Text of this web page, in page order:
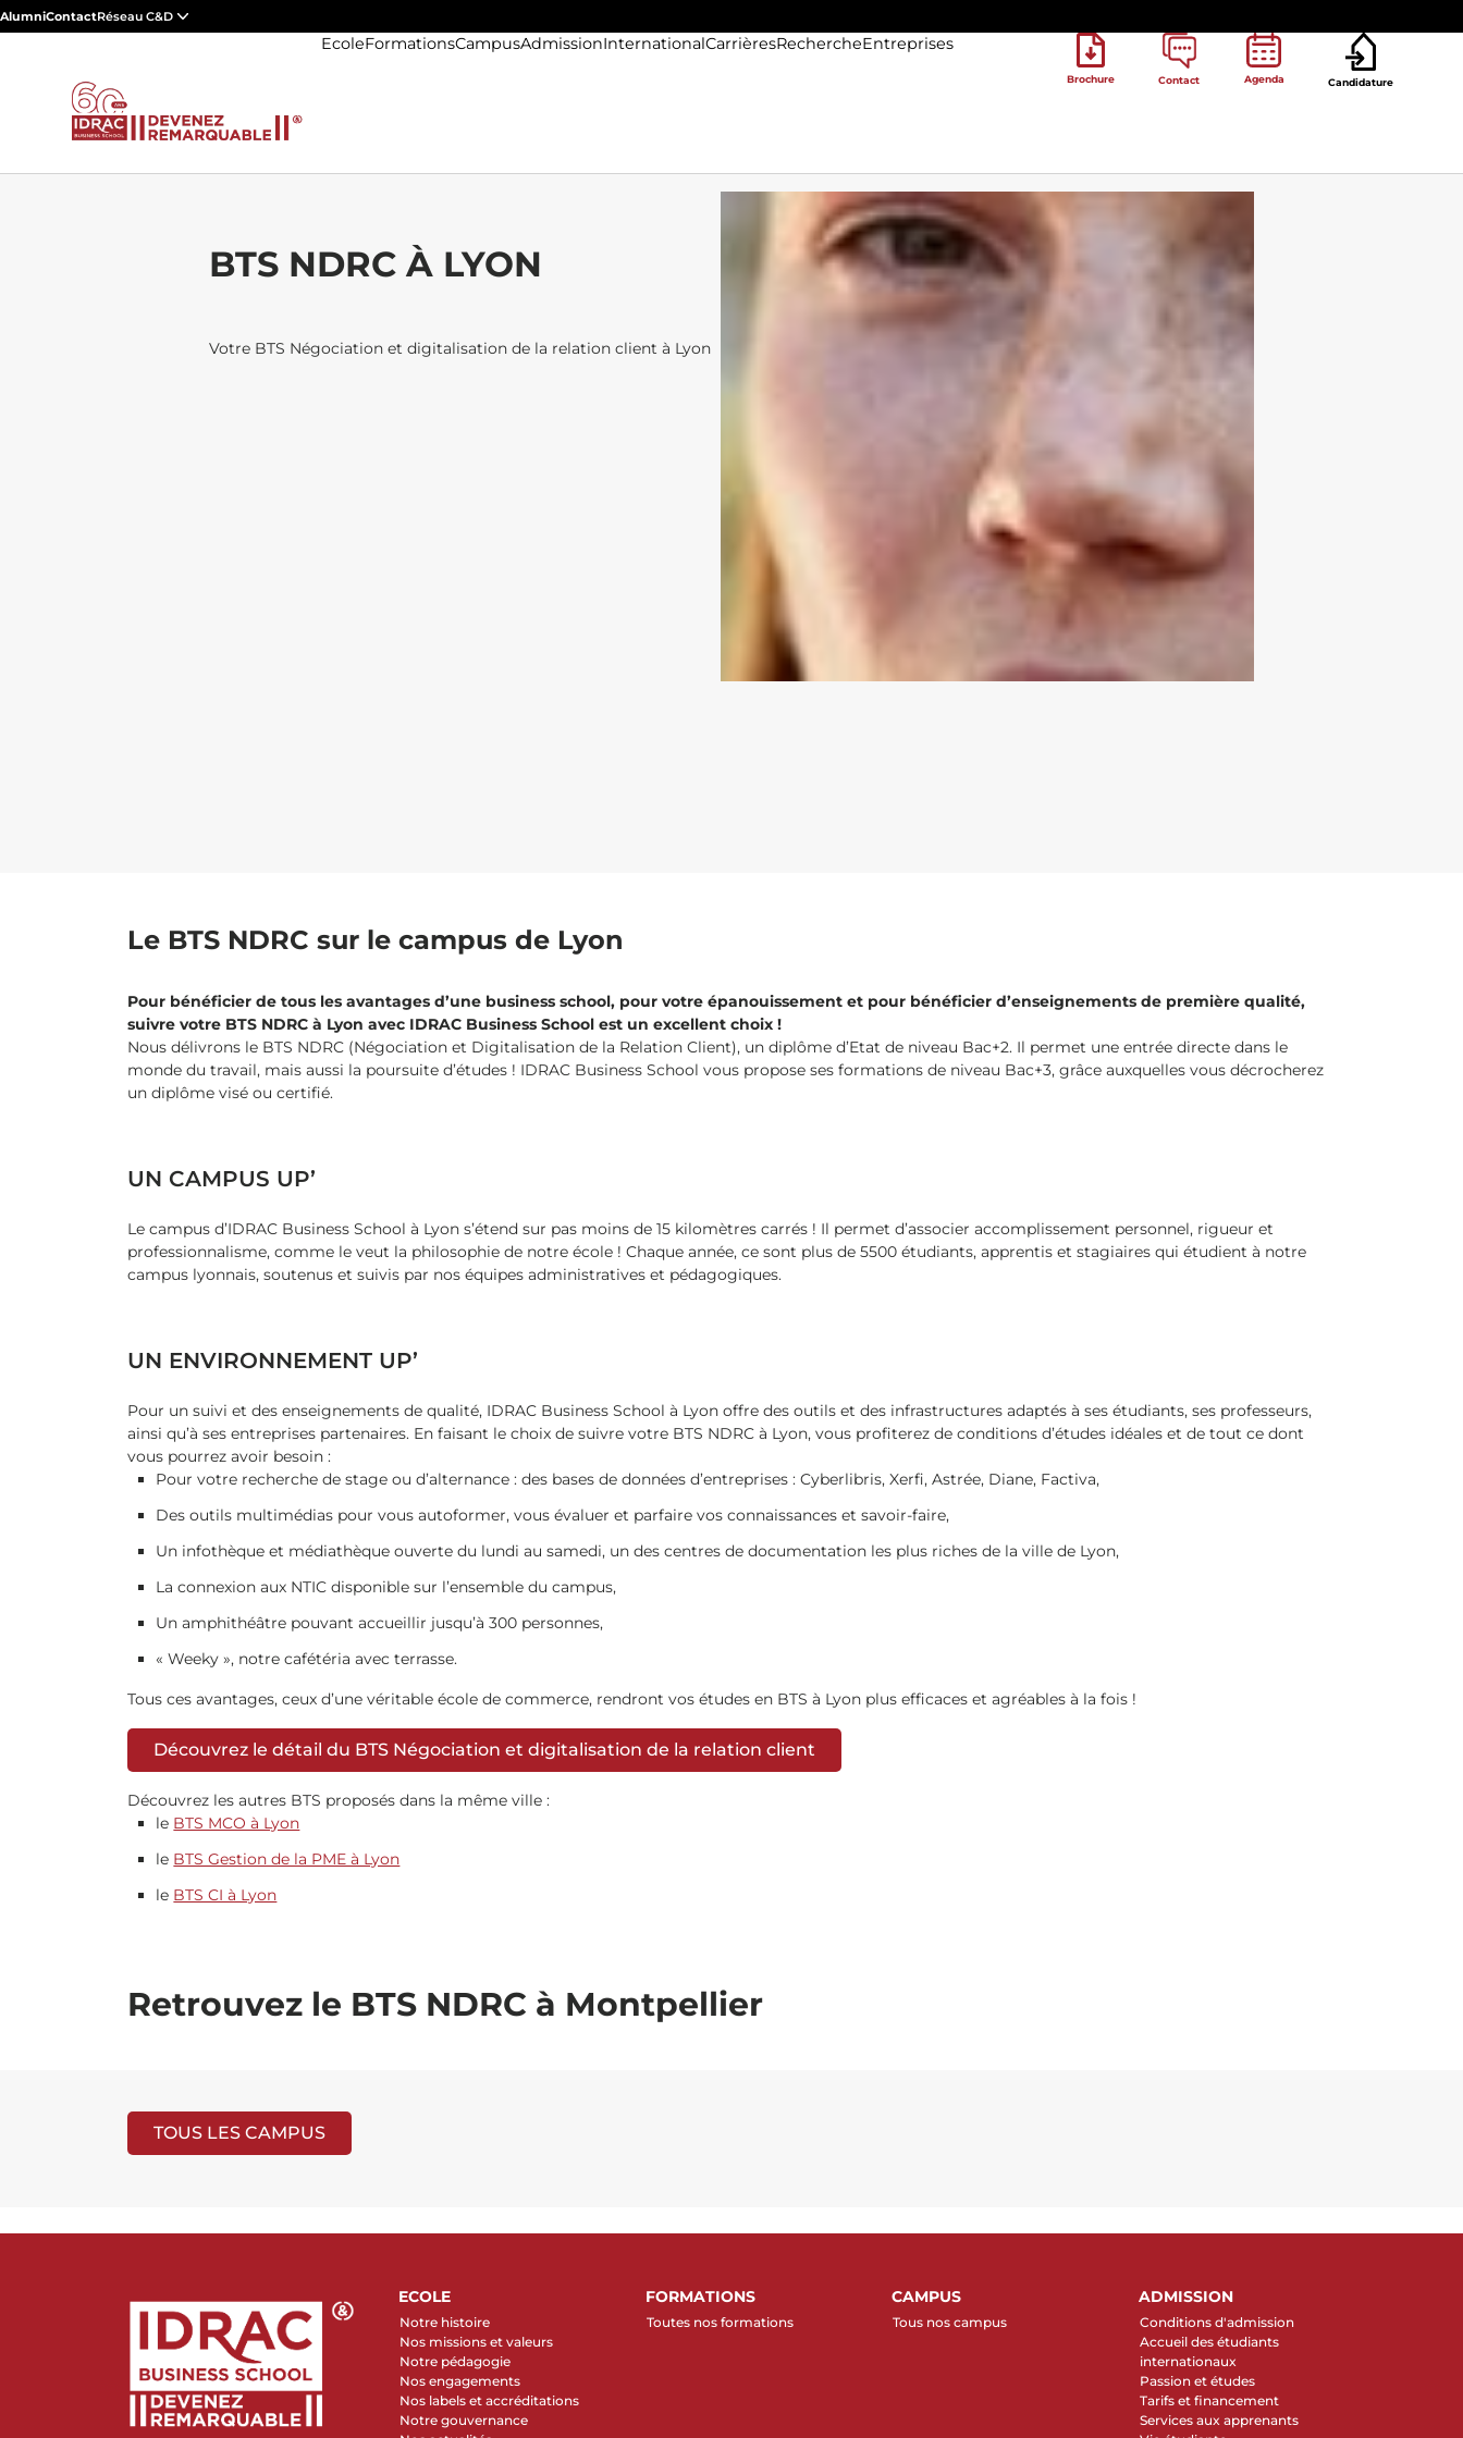
AlumniContactRéseau C&D
EcoleFormationsCampusAdmissionInternationalCarrièresRechercheEntreprises
Brochure Contact Agenda Candidature
BTS NDRC À LYON
Votre BTS Négociation et digitalisation de la relation client à Lyon
Le BTS NDRC sur le campus de Lyon
Pour bénéficier de tous les avantages d’une business school, pour votre épanouissement et pour bénéficier d’enseignements de première qualité,
suivre votre BTS NDRC à Lyon avec IDRAC Business School est un excellent choix !
Nous délivrons le BTS NDRC (Négociation et Digitalisation de la Relation Client), un diplôme d’Etat de niveau Bac+2. Il permet une entrée directe dans le
monde du travail, mais aussi la poursuite d’études ! IDRAC Business School vous propose ses formations de niveau Bac+3, grâce auxquelles vous décrocherez
un diplôme visé ou certifié.
UN CAMPUS UP’
Le campus d’IDRAC Business School à Lyon s’étend sur pas moins de 15 kilomètres carrés ! Il permet d’associer accomplissement personnel, rigueur et
professionnalisme, comme le veut la philosophie de notre école ! Chaque année, ce sont plus de 5500 étudiants, apprentis et stagiaires qui étudient à notre
campus lyonnais, soutenus et suivis par nos équipes administratives et pédagogiques.
UN ENVIRONNEMENT UP’
Pour un suivi et des enseignements de qualité, IDRAC Business School à Lyon offre des outils et des infrastructures adaptés à ses étudiants, ses professeurs,
ainsi qu’à ses entreprises partenaires. En faisant le choix de suivre votre BTS NDRC à Lyon, vous profiterez de conditions d’études idéales et de tout ce dont
vous pourrez avoir besoin :
Pour votre recherche de stage ou d’alternance : des bases de données d’entreprises : Cyberlibris, Xerfi, Astrée, Diane, Factiva,
Des outils multimédias pour vous autoformer, vous évaluer et parfaire vos connaissances et savoir-faire,
Un infothèque et médiathèque ouverte du lundi au samedi, un des centres de documentation les plus riches de la ville de Lyon,
La connexion aux NTIC disponible sur l’ensemble du campus,
Un amphithéâtre pouvant accueillir jusqu’à 300 personnes,
« Weeky », notre cafétéria avec terrasse.
Tous ces avantages, ceux d’une véritable école de commerce, rendront vos études en BTS à Lyon plus efficaces et agréables à la fois !
Découvrez le détail du BTS Négociation et digitalisation de la relation client
Découvrez les autres BTS proposés dans la même ville :
le BTS MCO à Lyon
le BTS Gestion de la PME à Lyon
le BTS CI à Lyon
Retrouvez le BTS NDRC à Montpellier
TOUS LES CAMPUS
ECOLE
Notre histoire
Nos missions et valeurs
Notre pédagogie
Nos engagements
Nos labels et accréditations
Notre gouvernance
FORMATIONS
Toutes nos formations
CAMPUS
Tous nos campus
ADMISSION
Conditions d'admission
Accueil des étudiants
internationaux
Passion et études
Tarifs et financement
Services aux apprenants